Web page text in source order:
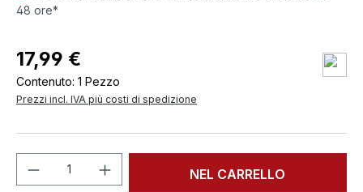
48 ore*
17,99 €
Contenuto: 1 Pezzo
Prezzi incl. IVA più costi di spedizione
Quantità del prodotto: inserisci la
NEL CARRELLO